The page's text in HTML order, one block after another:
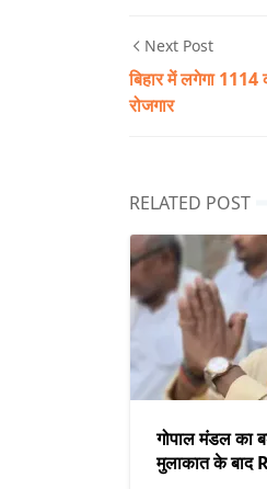
Next Post
बिहार में लगेगा 1114
रोजगार
RELATED POST
गोपाल मंडल का
मुलाकात के बाद